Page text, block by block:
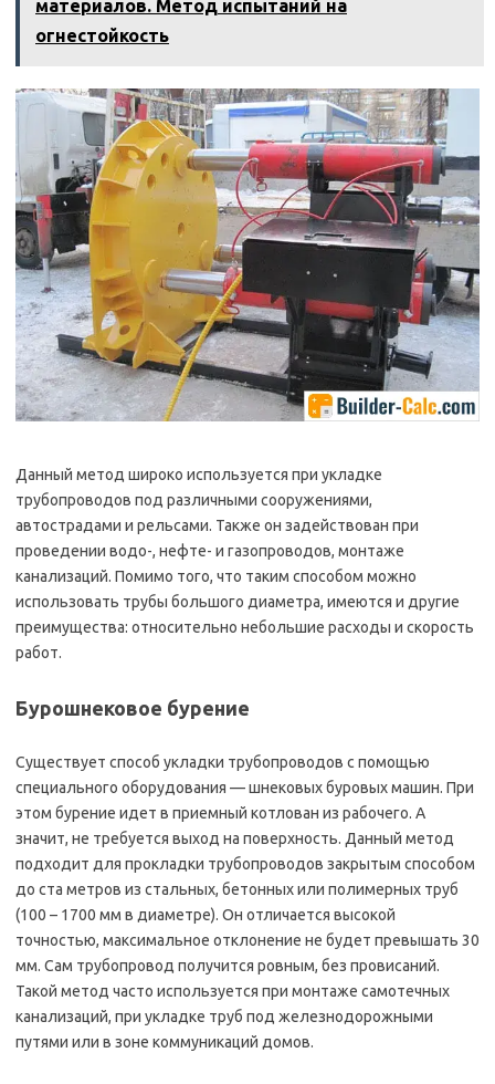
материалов. Метод испытаний на
огнестойкость
Данный метод широко используется при укладке
трубопроводов под различными сооружениями,
автострадами и рельсами. Также он задействован при
проведении водо-, нефте- и газопроводов, монтаже
канализаций. Помимо того, что таким способом можно
использовать трубы большого диаметра, имеются и другие
преимущества: относительно небольшие расходы и скорость
работ.
Бурошнековое бурение
Существует способ укладки трубопроводов с помощью
специального оборудования — шнековых буровых машин. При
этом бурение идет в приемный котлован из рабочего. А
значит, не требуется выход на поверхность. Данный метод
подходит для прокладки трубопроводов закрытым способом
до ста метров из стальных, бетонных или полимерных труб
(100 – 1700 мм в диаметре). Он отличается высокой
точностью, максимальное отклонение не будет превышать 30
мм. Сам трубопровод получится ровным, без провисаний.
Такой метод часто используется при монтаже самотечных
канализаций, при укладке труб под железнодорожными
путями или в зоне коммуникаций домов.